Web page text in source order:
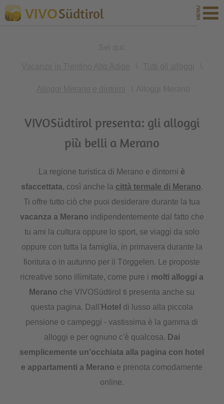
VIVOSüdtirol
VIVOSüdtirol presenta: gli alloggi
più belli a Merano
La regione turistica di Merano e dintorni è
sfaccettata, così anche la città termale di Merano.
Ti offre tutto ciò che puoi desiderare durante la tua
vacanza a Merano indipendentemente dal fatto che
tu ami la cultura oppure lo sport, se viaggi da solo
oppure con tutta la famiglia, in primavera durante la
fioritura o in autunno per il Törggelen. Le proposte
ricreative sono illimitate, come pure i molti alloggi a
Merano che VIVOSüdtirol ti presenta anche su
questa pagina. Dall' Hotel di lusso alla piccola
pensione o campeggi - vastissima è la gamma di
alloggi e per ognuno c'è qualcosa. Dai
semplicemente un'occhiata alla pagina con hotel
e appartamenti a Merano e prenota comodamente
online.